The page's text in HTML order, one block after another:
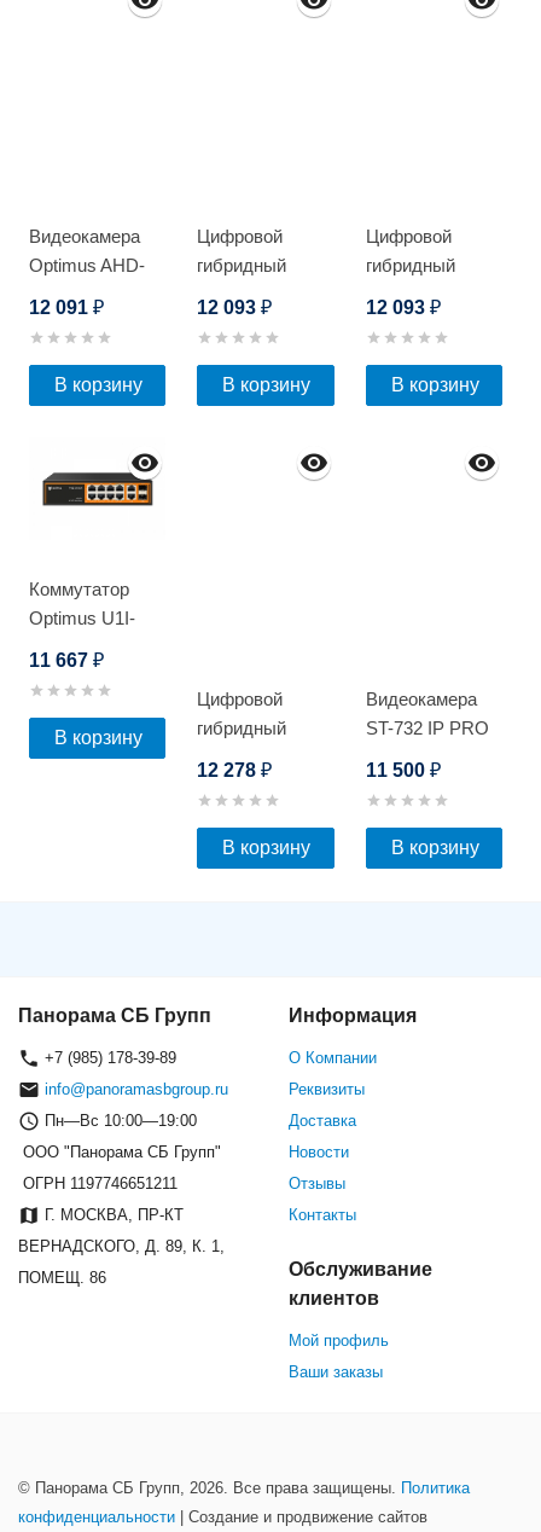
Видеокамера
Optimus AHD-
12 091 ₽
В корзину
Цифровой
гибридный
12 093₽
В корзину
Цифровой
гибридный
12 093 ₽
В корзину
Коммутатор
Optimus U1I-
11 667 ₽
В корзину
Цифровой
гибридный
12 278₽
В корзину
Видеокамера
ST-732 IP PRO
11 500 ₽
В корзину
Панорама СБ Групп
+7 (985) 178-39-89
info@panoramasbgroup.ru
Пн—Вс 10:00—19:00
ООО "Панорама СБ Групп"
ОГРН 1197746651211
Г. МОСКВА, ПР-КТ
ВЕРНАДСКОГО, Д. 89, К. 1,
ПОМЕЩ. 86
Информация
О Компании
Реквизиты
Доставка
Новости
Отзывы
Контакты
Обслуживание
клиентов
Мой профиль
Ваши заказы
© Панорама СБ Групп, 2026. Все права защищены.
Политика
конфиденциальности | Создание и продвижение сайтов